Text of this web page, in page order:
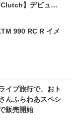
】デビュ
119万9000円で9
RC R イメ
イブ旅行で、おト
んふらわあスペシ
販売開始